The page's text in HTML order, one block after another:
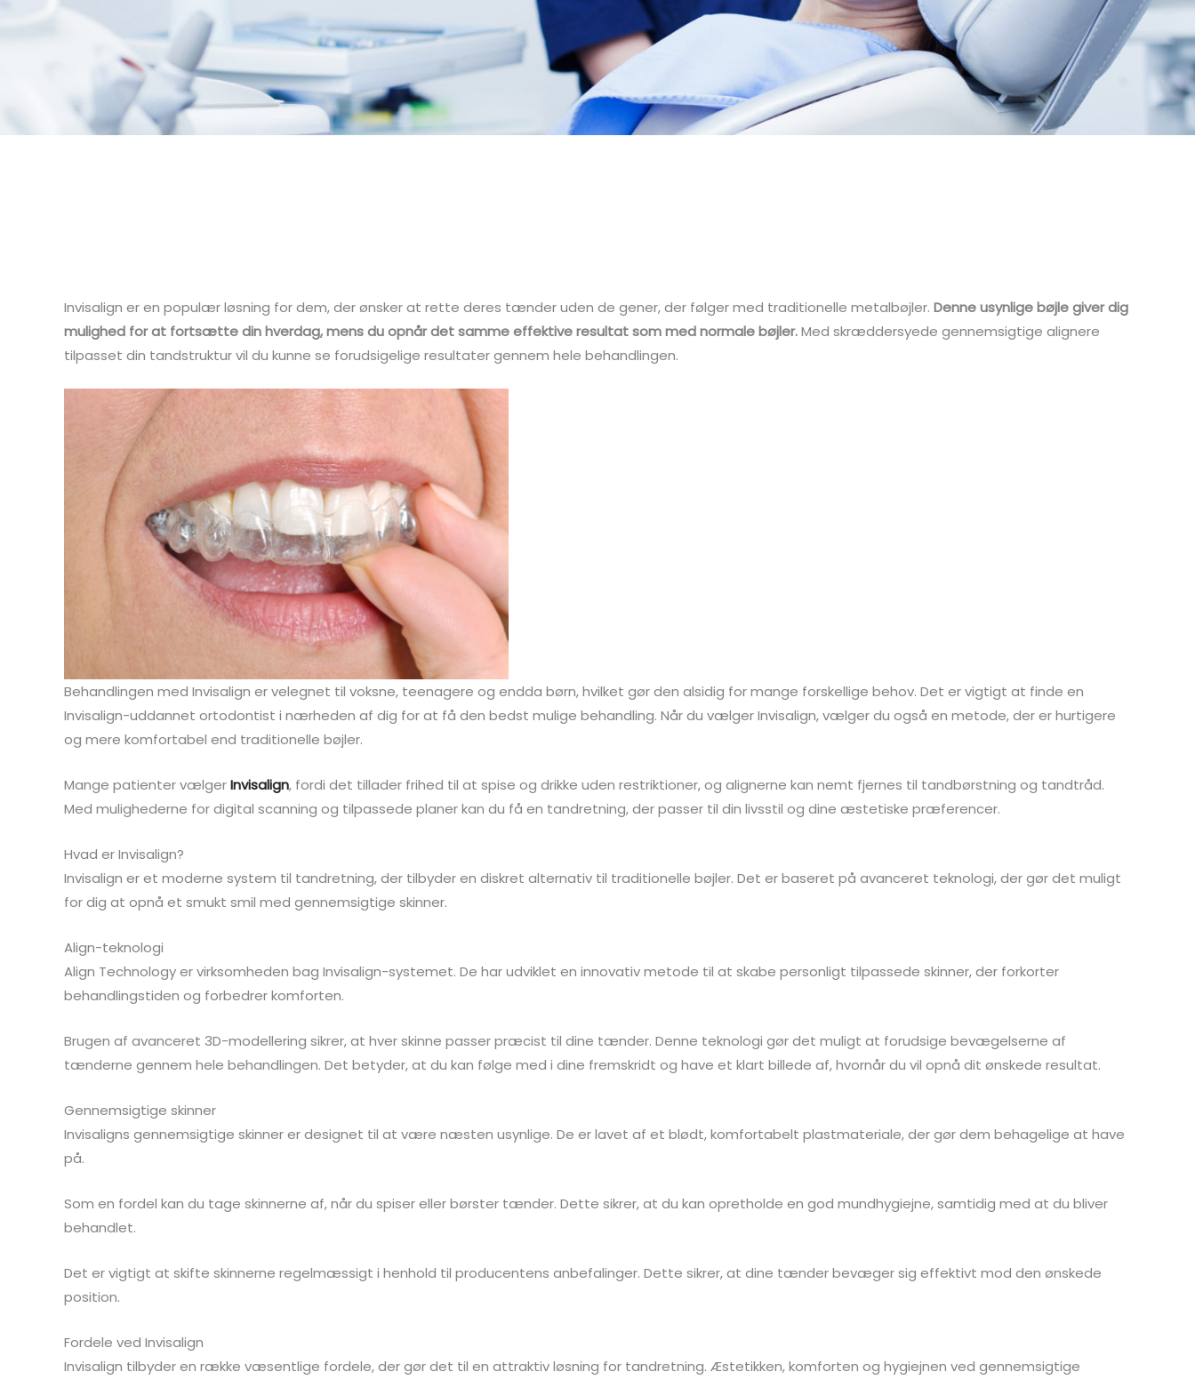
Invisalign er en populær løsning for dem, der ønsker at rette deres tænder uden de gener, der følger med traditionelle metalbøjler. Denne usynlige bøjle giver dig
mulighed for at fortsætte din hverdag, mens du opnår det samme effektive resultat som med normale bøjler.Med skræddersyede gennemsigtige alignere
tilpasset din tandstruktur vil du kunne se forudsigelige resultater gennem hele behandlingen.
Behandlingen med Invisalign er velegnet til voksne, teenagere og endda børn, hvilket gør den alsidig for mange forskellige behov. Det er vigtigt at finde en
Invisalign-uddannet ortodontist i nærheden af dig for at få den bedst mulige behandling. Når du vælger Invisalign, vælger du også en metode, der er hurtigere
og mere komfortabel end traditionelle bøjler.
Mange patienter vælgerInvisalign, fordi det tillader frihed til at spise og drikke uden restriktioner, og alignerne kan nemt fjernes til tandbørstning og tandtråd.
Med mulighederne for digital scanning og tilpassede planer kan du få en tandretning, der passer til din livsstil og dine æstetiske præferencer.
Hvad er Invisalign?
Invisalign er et moderne system til tandretning, der tilbyder en diskret alternativ til traditionelle bøjler. Det er baseret på avanceret teknologi, der gør det muligt
for dig at opnå et smukt smil med gennemsigtige skinner.
Align-teknologi
Align Technology er virksomheden bag Invisalign-systemet. De har udviklet en innovativ metode til at skabe personligt tilpassede skinner, der forkorter
behandlingstiden og forbedrer komforten.
Brugen af avanceret 3D-modellering sikrer, at hver skinne passer præcist til dine tænder. Denne teknologi gør det muligt at forudsige bevægelserne af
tænderne gennem hele behandlingen. Det betyder, at du kan følge med i dine fremskridt og have et klart billede af, hvornår du vil opnå dit ønskede resultat.
Gennemsigtige skinner
Invisaligns gennemsigtige skinner er designet til at være næsten usynlige. De er lavet af et blødt, komfortabelt plastmateriale, der gør dem behagelige at have
på.
Som en fordel kan du tage skinnerne af, når du spiser eller børster tænder. Dette sikrer, at du kan opretholde en god mundhygiejne, samtidig med at du bliver
behandlet.
Det er vigtigt at skifte skinnerne regelmæssigt i henhold til producentens anbefalinger. Dette sikrer, at dine tænder bevæger sig effektivt mod den ønskede
position.
Fordele ved Invisalign
Invisalign tilbyder en række væsentlige fordele, der gør det til en attraktiv løsning for tandretning. Æstetikken, komforten og hygiejnen ved gennemsigtige